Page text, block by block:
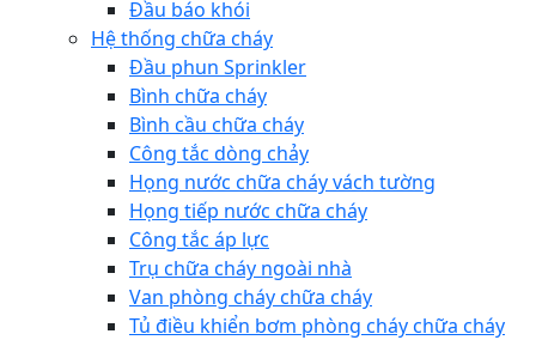
Đầu báo khói
Hệ thống chữa cháy
Đầu phun Sprinkler
Bình chữa cháy
Bình cầu chữa cháy
Công tắc dòng chảy
Họng nước chữa cháy vách tường
Họng tiếp nước chữa cháy
Công tắc áp lực
Trụ chữa cháy ngoài nhà
Van phòng cháy chữa cháy
Tủ điều khiển bơm phòng cháy chữa cháy